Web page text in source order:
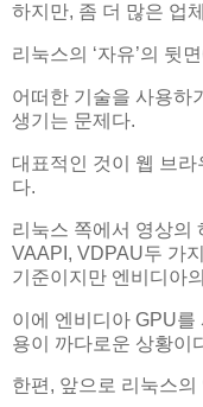
하지만, 좀 더 많은 업
리눅스의 ‘자유’의 뒷
어떠한 기술을 사용하
생기는 문제다.
대표적인 것이 웹 브라
다.
리눅스 쪽에서 영상의
VAAPI, VDPAU두 가
기준이지만 엔비디아
이에 엔비디아 GPU
용이 까다로운 상황이
한편, 앞으로 리눅스